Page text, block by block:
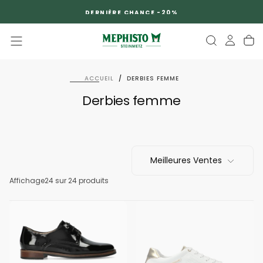
DERNIÈRE CHANCE -20%
ACCUEIL / DERBIES FEMME
Derbies femme
Meilleures Ventes
Affichage24 sur 24 produits